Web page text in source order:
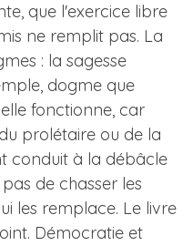
que l'exercice libre
ne remplit pas. La
: la sagesse
dogme que
fonctionne, car
prolétaire ou de la
conduit à la débâcle
de chasser les
les remplace. Le livre
Démocratie et